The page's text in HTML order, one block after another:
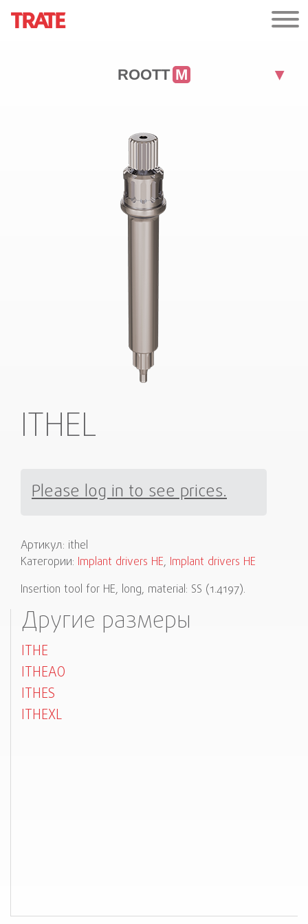
ROOTT M
ITHEL
Please log in to see prices.
Артикул: ithel
Категории: Implant drivers HE, Implant drivers HE
Insertion tool for HE, long, material: SS (1.4197).
Другие размеры
ITHE
ITHEAO
ITHES
ITHEXL